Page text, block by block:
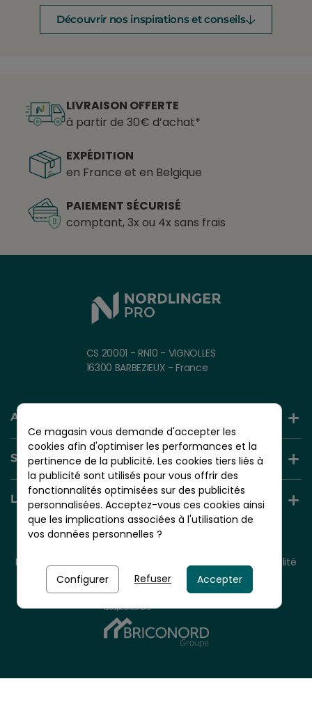
Découvrir nos inspirations et conseils
LIVRAISON OFFERTE
à partir de 30€ d’achat*
EXPÉDITION
en France et en Belgique
PAIEMENT SÉCURISÉ
comptant, 3x ou 4x sans frais
CS 20001 - RN10 - VIGNOLLES
16300 BARBEZIEUX - France
AIDE ET INFORMATION
SERVICES +
LIENS UTILES
Mentions légales
Politique de confidentialité
Politique de cookies
Groupe Briconord
Ce magasin vous demande d'accepter les
cookies afin d'optimiser les performances et la
pertinence de la publicité. Les cookies tiers liés à
la publicité sont utilisés pour vous offrir des
fonctionnalités optimisées sur des publicités
personnalisées. Acceptez-vous ces cookies ainsi
que les implications associées à l'utilisation de
vos données personnelles ?
Configurer Refuser Accepter